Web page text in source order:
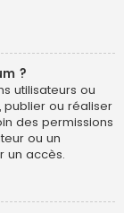
?
utilisateurs ou
publier ou réaliser
des permissions
ou un
un accès.